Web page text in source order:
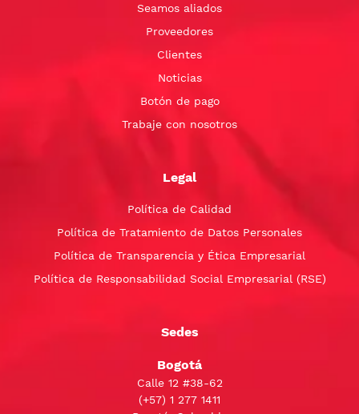
Seamos aliados
Proveedores
Clientes
Noticias
Botón de pago
Trabaje con nosotros
Legal
Política de Calidad
Política de Tratamiento de Datos Personales
Política de Transparencia y Ética Empresarial
Política de Responsabilidad Social Empresarial (RSE)
Sedes
Bogotá
Calle 12 #38-62
(+57) 1 277 1411